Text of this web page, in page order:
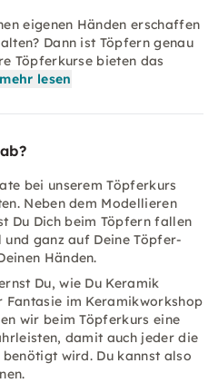
eigenen Händen erschaffen
Dann ist Töpfern genau
Töpferkurse bieten das
mehr lesen
bei unserem Töpferkurs
Neben dem Modellieren
Du Dich beim Töpfern fallen
und ganz auf Deine Töpfer-
Händen.
Du, wie Du Keramik
Fantasie im Keramikworkshop
wir beim Töpferkurs eine
damit auch jeder die
wird. Du kannst also